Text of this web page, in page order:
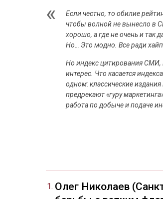
Если честно, то обилие
чтобы волной не вынесло в
хорошо, а где не очень и так
Но… Это модно. Все ради
Но индекс цитирования СМИ,
интерес. Что касается
одном: классические
предрекают «гуру
работа по добыче и подаче
Олег Николаев